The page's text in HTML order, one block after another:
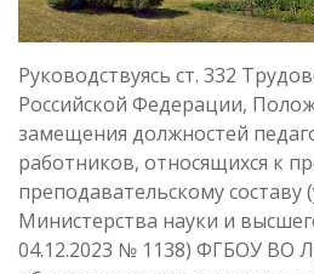
Руководствуясь ст. 332
Российской Федерации,
замещения должностей
работников, относящихся к
преподавательскому составу
Министерства науки и
04.12.2023 № 1138) ФГБОУ ВО